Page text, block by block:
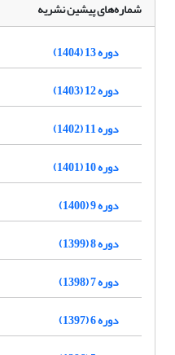
شماره‌های پیشین نشریه
دوره 13 (1404)
دوره 12 (1403)
دوره 11 (1402)
دوره 10 (1401)
دوره 9 (1400)
دوره 8 (1399)
دوره 7 (1398)
دوره 6 (1397)